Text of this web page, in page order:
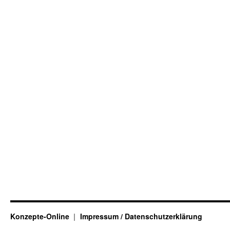
Konzepte-Online Impressum / Datenschutzerklärung